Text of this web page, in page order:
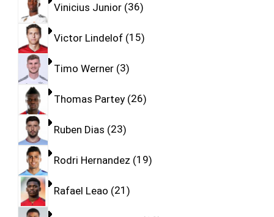
Vinicius Junior 36
Victor Lindelof 15
Timo Werner 3
Thomas Partey 26
Ruben Dias 23
Rodri Hernandez 19
Rafael Leao 21